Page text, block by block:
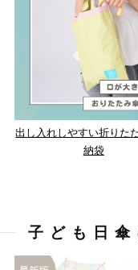
出し入れしやすい折りた
納袋
子ども日